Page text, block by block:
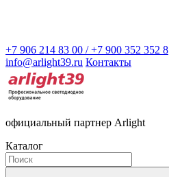
+7 906 214 83 00 / +7 900 352 352 8
info@arlight39.ru Контакты
официальный партнер Arlight
Каталог